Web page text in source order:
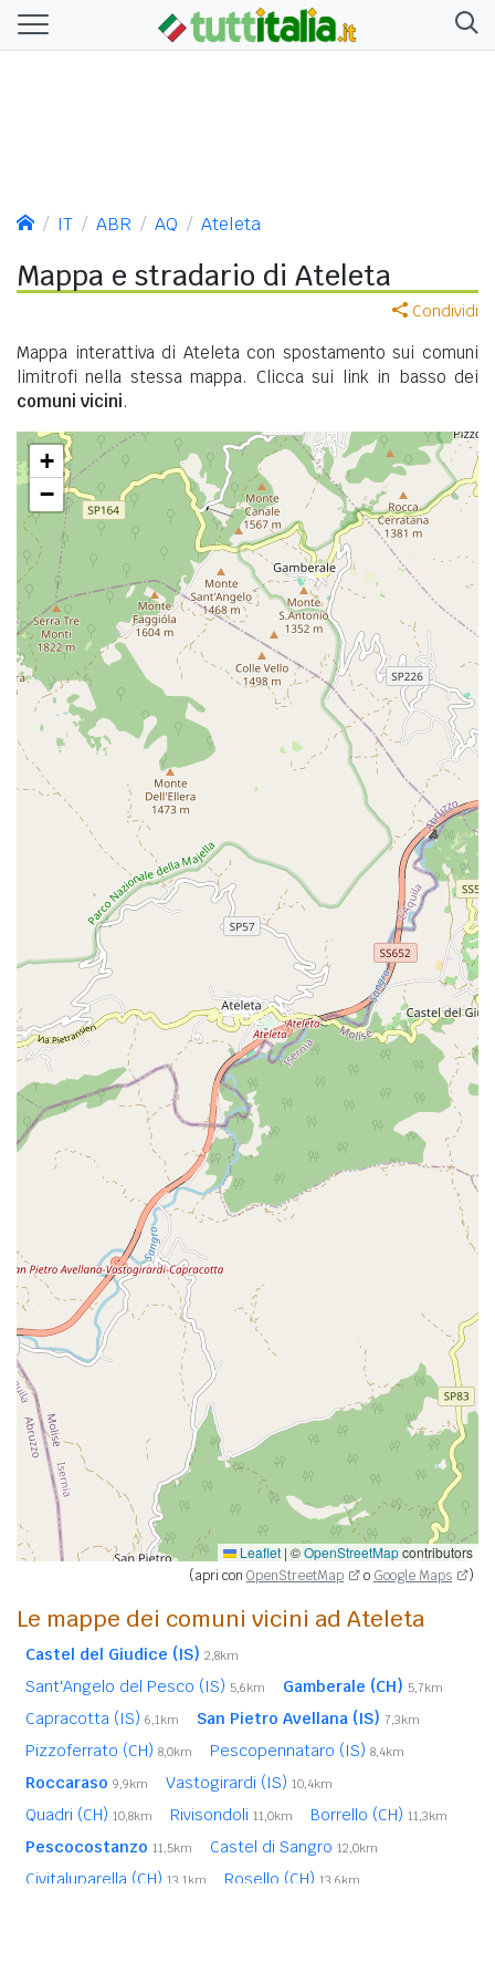
IT ABR AQ Ateleta
Mappa e stradario di Ateleta
Condividi
Mappa interattiva di Ateleta con spostamento sui comuni
limitrofi nella stessa mappa. Clicca sui link in basso dei
comuni vicini.
+
−
Leaflet | ©OpenStreetMapcontributors
(apri con OpenStreetMap o Google Maps )
Le mappe dei comuni vicini ad Ateleta
Castel del Giudice (IS) 2,8km
Sant'Angelo del Pesco (IS) 5,6km Gamberale (CH) 5,7km
Capracotta (IS) 6,1km San Pietro Avellana (IS) 7,3km
Pizzoferrato (CH) 8,0km Pescopennataro (IS) 8,4km
Roccaraso 9,9km Vastogirardi (IS) 10,4km
Quadri (CH) 10,8km Rivisondoli 11,0km Borrello (CH) 11,3km
Pescocostanzo 11,5km Castel di Sangro 12,0km
Civitaluparella (CH) 13,1km Rosello (CH) 13,6km